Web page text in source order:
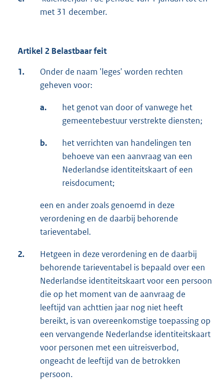
met 31 december.
Artikel 2 Belastbaar feit
1.
Onder de naam 'leges' worden rechten
geheven voor:
a.
het genot van door of vanwege het
gemeentebestuur verstrekte diensten;
b.
het verrichten van handelingen ten
behoeve van een aanvraag van een
Nederlandse identiteitskaart of een
reisdocument;
een en ander zoals genoemd in deze
verordening en de daarbij behorende
tarieventabel.
2.
Hetgeen in deze verordening en de daarbij
behorende tarieventabel is bepaald over een
Nederlandse identiteitskaart voor een persoon
die op het moment van de aanvraag de
leeftijd van achttien jaar nog niet heeft
bereikt, is van overeenkomstige toepassing op
een vervangende Nederlandse identiteitskaart
voor personen met een uitreisverbod,
ongeacht de leeftijd van de betrokken
persoon.